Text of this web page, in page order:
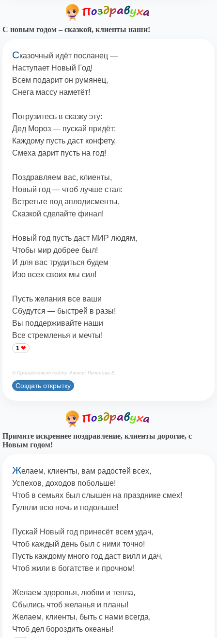
С новым годом – сказкой, клиенты наши!
Сказочный идёт посланец —
Наступает Новый Год!
Всем подарит он румянец,
Снега массу наметёт!
Погрузитесь в сказку эту:
Дед Мороз — пускай придёт:
Каждому пусть даст конфету,
Смеха дарит пусть на год!
Поздравляем вас, клиенты,
Новый год — чтоб лучше стал:
Встретьте под аплодисменты,
Сказкой сделайте финал!
Новый год пусть даст МИР людям,
Чтобы мир добрее был!
И для вас трудиться будем
Изо всех своих мы сил!
Пусть желания все ваши
Сбудутся — быстрей в разы!
Вы поддерживайте наши
Все стремленья и мечты!
1
© Принадлежит сайту. Автор: Печенова В.
Создать открытку
Примите искреннее поздравление, клиенты дорогие, с
Новым годом!
Желаем, клиенты, вам радостей всех,
Успехов, доходов побольше!
Чтоб в семьях был слышен на празднике смех!
Гуляли всю ночь и подольше!
Пускай Новый год принесёт всем удач,
Чтоб каждый день был с ними точно!
Пусть каждому много год даст вилл и дач,
Чтоб жили в богатстве и прочном!
Желаем здоровья, любви и тепла,
Сбылись чтоб желанья и планы!
Желаем, клиенты, быть с нами всегда,
Чтоб дел бороздить океаны!